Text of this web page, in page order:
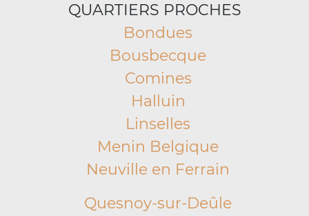
QUARTIERS PROCHES
Bondues
Bousbecque
Comines
Halluin
Linselles
Menin Belgique
Neuville en Ferrain
Quesnoy-sur-Deûle